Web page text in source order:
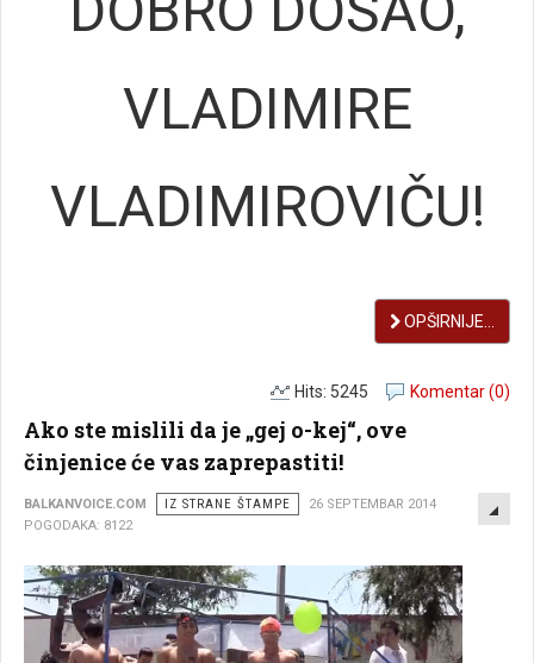
VLADIMIRE
VLADIMIROVIČU!
OPŠIRNIJE...
Komentar (0)
Hits: 5245
Ako ste mislili da je „gej o-kej“, ove
činjenice će vas zaprepastiti!
BALKANVOICE.COM IZ STRANE ŠTAMPE
26 SEPTEMBAR 2014
POGODAKA: 8122